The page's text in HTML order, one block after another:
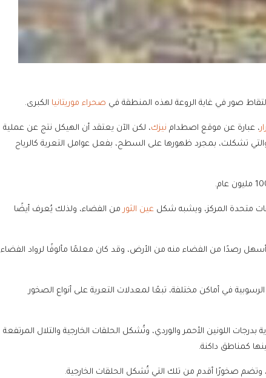
صحراء موريتانيا الكبرى.
، عبارة عن موقع اصطدام نيزك، لكن الآن يعتقد أن الهيكل نتج عن عملية
تشكلت، بمجرد ظهورها على السطح، بفعل عوامل التعرية كالرياح
متحدة المركز، ويشبه شكل عين الثورمن الفضاء، ولذلك يُعرف أيضًا
قطره 50 كيلومترًا، أسهل رصدًا من الفضاء منه من الأرض، وقد كان معلمًا مألوفًا لرواد الفضاء
في أماكن مختلفة، تبعًا لمعدلات التعرية على أنواع الصخور
بدرجات اللونين الأحمر والوردي، وتُشكل الحلقات الخارجية والتلال المرتفعة
كمناطق داكنة.